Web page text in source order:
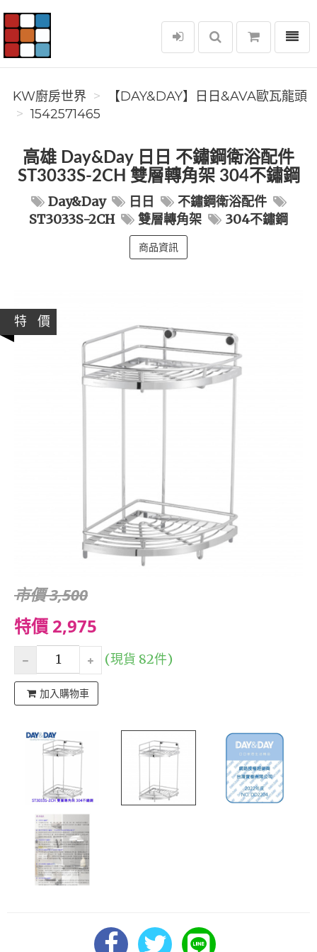
KW廚房世界
選單
KW廚房世界
️【DAY&DAY】️日日&AVA歐瓦龍頭
1542571465
高雄 Day&Day 日日 不鏽鋼衛浴配件
ST3033S-2CH 雙層轉角架 304不鏽鋼
Day&Day 日日
不鏽鋼衛浴配件
ST3033S-2CH
雙層轉角架 304不鏽鋼
商品資訊
特 價
市價 3,500
特價 2,975
(現貨 82件)
加入購物車